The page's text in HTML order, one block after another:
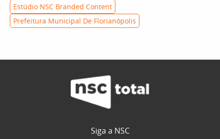
Estúdio NSC Branded Content
Prefeitura Municipal De Florianópolis
Siga a NSC